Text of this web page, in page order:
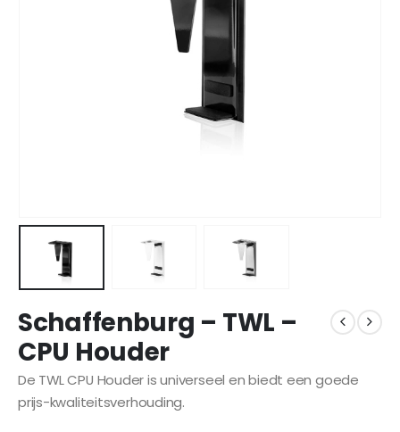
Schaffenburg – TWL –
CPU Houder
De TWL CPU Houder is universeel en biedt een goede
prijs-kwaliteitsverhouding.